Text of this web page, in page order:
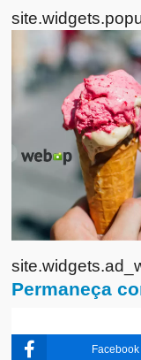
Permaneça
Facebook